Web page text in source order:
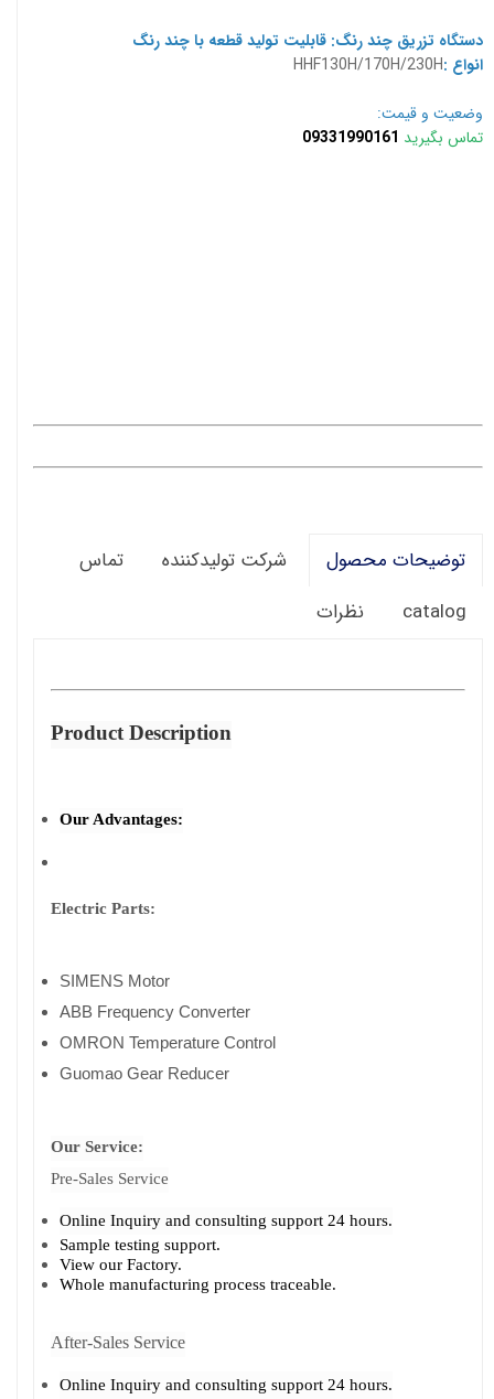
دستگاه تزریق چند رنگ: قابلیت تولید قطعه با چند رنگ
انواع :HHF130H/170H/230H
وضعیت و قیمت:
تماس بگیرید 09331990161
توضیحات محصول شرکت تولیدکننده
تماس
catalog
نظرات
Product Description
Our Advantages:
Electric Parts:
SIMENS Motor
ABB Frequency Converter
OMRON Temperature Control
Guomao Gear Reducer
Our Service:
Pre-Sales Service
Online Inquiry and consulting support 24 hours.
Sample testing support.
View our Factory.
Whole manufacturing process traceable.
After-Sales Service
Online Inquiry and consulting support 24 hours.